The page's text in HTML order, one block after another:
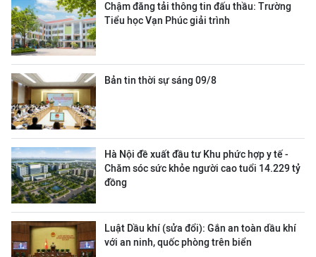
Chậm đăng tải thông tin đấu thầu: Trường
Tiểu học Vạn Phúc giải trình
Bản tin thời sự sáng 09/8
Hà Nội đề xuất đầu tư Khu phức hợp y tế -
Chăm sóc sức khỏe người cao tuổi 14.229 tỷ
đồng
Luật Dầu khí (sửa đổi): Gắn an toàn dầu khí
với an ninh, quốc phòng trên biển